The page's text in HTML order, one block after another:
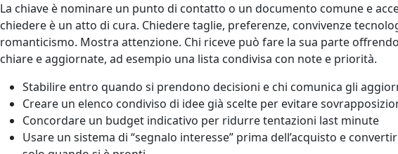
La chiave è nominare un punto di contatto o un documento comune e
chiedere è un atto di cura. Chiedere taglie, preferenze, convivenze
romanticismo. Mostra attenzione. Chi riceve può fare la sua parte
chiare e aggiornate, ad esempio una lista condivisa con note e priorità.
Stabilire entro quando si prendono decisioni e chi comunica gli
Creare un elenco condiviso di idee già scelte per evitare
Concordare un budget indicativo per ridurre tentazioni last minute
Usare un sistema di “segnalo interesse” prima dell’acquisto e